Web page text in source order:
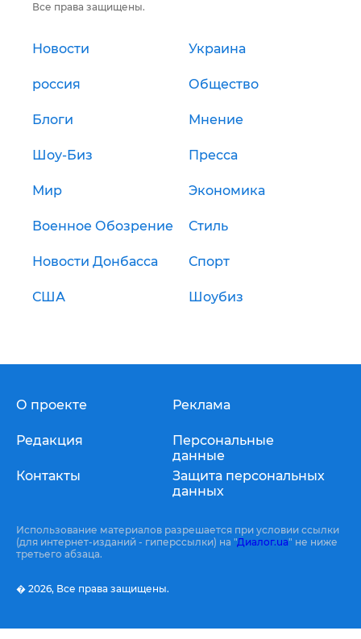
Все права защищены.
Новости Украина
россия Общество
Блоги Мнение
Шоу-Биз Пресса
Мир Экономика
Военное Обозрение Стиль
Новости Донбасса Спорт
США Шоубиз
О проекте
Редакция
Контакты
Реклама
Персональные
данные
Защита персональных
данных
Использование материалов разрешается при условии ссылки
(для интернет-изданий - гиперссылки) на "Диалог.ua" не ниже
третьего абзаца.
� 2026, Все права защищены.